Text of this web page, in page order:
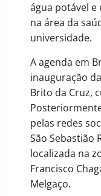
água potável e
na área da
universidade.
A agenda em
inauguração
Brito da Cruz,
pelas redes
São Sebastião
localizada na
Francisco
Melgaço.